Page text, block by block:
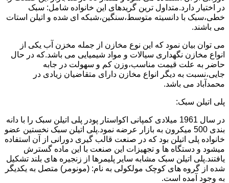
در اختیار دارد.متداول ترین گریدهای این خانواده شامل: سبک
خطی،سبک با دانسیته متوسط،سنگین،شبکه ای شده و اتیلن استات
می باشند.
می توان بیان نمود که این نوع مخازن از جمله مخزن آب یکی از
انواع مخازن نگهداری سیالات و مواد شیمیایی می باشد.که در حال
حاضر به علت قیمت مناسب،وزن کم و سهولت در جابه
جایی،نسبت به دیگر انواع مخازن دارای متقاضیان زیادی در
محمدآباد می باشد.
پلی اتیلن سبک:
در سال 1961 میلادی کمپانی اکواستار پودر پلی اتیلن سبک را با دانه
بندی 500 میکرون به بازار عرضه نمود.پلی اتیلن سبک نخستین عضو
خانواده پلی اتیلن بود که در صنعت قالب گیری دورانی از آن استفاده
میشود و دستگاه ها و تجهیزات این صنعت با این ماده گسترش
یافتند.پلی اتیلن سبک مشابه سایر پلیمرها از زنجیره های بلند تشکیل
شده از گروه های کوچک مولکولی به نام: (مونومر) متصل به یکدیگر
به وجود آمده است.